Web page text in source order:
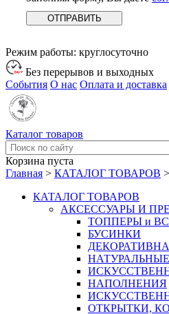
Режим работы: круглосуточно
Без перерывов и выходных
События О нас Оплата и доставка
Каталог товаров
Корзина пуста
Главная > КАТАЛОГ ТОВАРОВ >
КАТАЛОГ ТОВАРОВ
АКСЕССУАРЫ И
ТОППЕРЫ и
БУСИНКИ
НАПОЛНЕНИЯ
ОТКРЫТКИ,